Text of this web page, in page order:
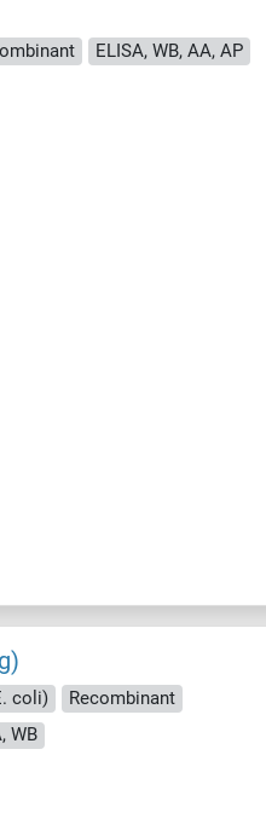
ELISA, WB, AA, AP
coli)
Recombinant
WB